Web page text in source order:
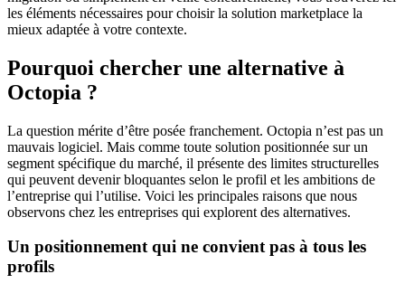
les éléments nécessaires pour choisir la solution marketplace la
mieux adaptée à votre contexte.
Pourquoi chercher une alternative à
Octopia ?
La question mérite d’être posée franchement. Octopia n’est pas un
mauvais logiciel. Mais comme toute solution positionnée sur un
segment spécifique du marché, il présente des limites structurelles
qui peuvent devenir bloquantes selon le profil et les ambitions de
l’entreprise qui l’utilise. Voici les principales raisons que nous
observons chez les entreprises qui explorent des alternatives.
Un positionnement qui ne convient pas à tous les
profils